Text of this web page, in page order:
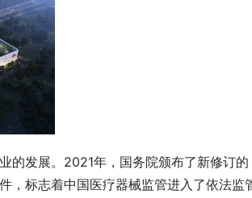
的发展。2021年，国务院颁布了新修订的
，标志着中国医疗器械监管进入了依法监